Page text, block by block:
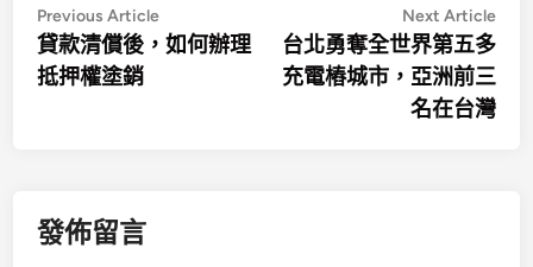
文
章
導
Previous ArticlePrevious
article:
貸款清償後，如何辦理
抵押權塗銷
Next Article
台北勇奪全世界第五多
充電樁城市，亞洲前三
名在台灣
發佈留言